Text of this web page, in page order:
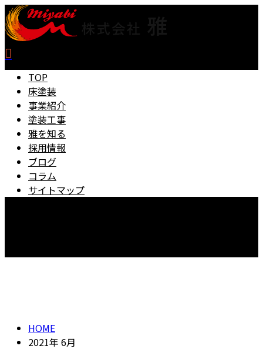
TOP
床塗装
事業紹介
塗装工事
雅を知る
採用情報
ブログ
コラム
サイトマップ
HOME
2021年 6月